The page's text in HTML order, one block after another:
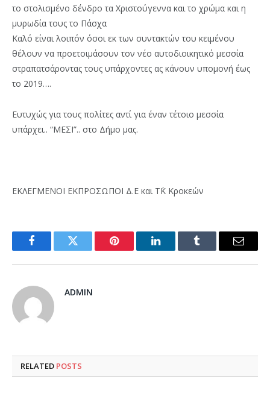
το στολισμένο δένδρο τα Χριστούγεννα και το χρώμα και η
μυρωδία τους το Πάσχα
Καλό είναι λοιπόν όσοι εκ των συντακτών του κειμένου
θέλουν να προετοιμάσουν τον νέο αυτοδιοικητικό μεσσία
στραπατσάροντας τους υπάρχοντες ας κάνουν υπομονή έως
το 2019….
Ευτυχώς για τους πολίτες αντί για έναν τέτοιο μεσσία
υπάρχει.. “ΜΕΣΙ”.. στο Δήμο μας.
ΕΚΛΕΓΜΕΝΟΙ ΕΚΠΡΟΣΩΠΟΙ Δ.Ε και Τ΄Κ Κροκεών
FacebookTwitter Pinterest LinkedInTumblr Email
ADMIN
RELATED POSTS